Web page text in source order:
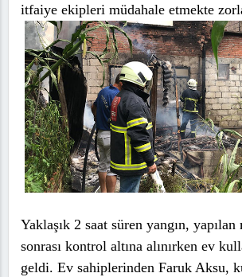
itfaiye ekipleri müdahale etmekte
Yaklaşık 2 saat süren yangın, yapılan
sonrası kontrol altına alınırken ev
geldi. Ev sahiplerinden Faruk Aksu,